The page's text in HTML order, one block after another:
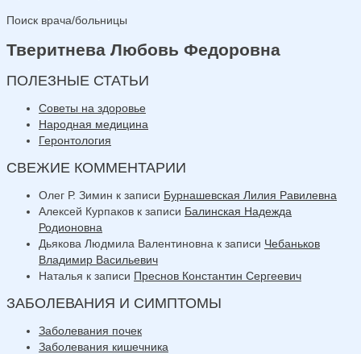
Поиск врача/больницы
Тверитнева Любовь Федоровна
ПОЛЕЗНЫЕ СТАТЬИ
Советы на здоровье
Народная медицина
Геронтология
СВЕЖИЕ КОММЕНТАРИИ
Олег Р. Зимин к записи Бурнашевская Лилия Равилевна
Алексей Курпаков к записи Балинская Надежда
Родионовна
Дьякова Людмила Валентиновна к записи Чебаньков
Владимир Васильевич
Наталья к записи Преснов Константин Сергеевич
ЗАБОЛЕВАНИЯ И СИМПТОМЫ
Заболевания почек
Заболевания кишечника